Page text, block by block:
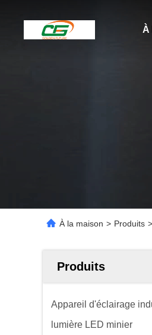
À
À la maison > Produits >
Produits
Appareil d'éclairage
lumière LED minier